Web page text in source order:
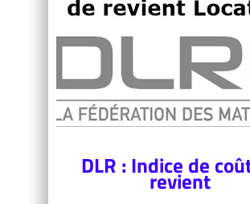
DLR : Indice de
revient